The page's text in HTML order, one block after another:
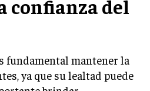
EMPRESARIAL
DE CONFLICTOS
Y REGULACIONES
Y CASOS DE ESTUDIO
confianza del
fundamental mantener la
ya que su lealtad puede